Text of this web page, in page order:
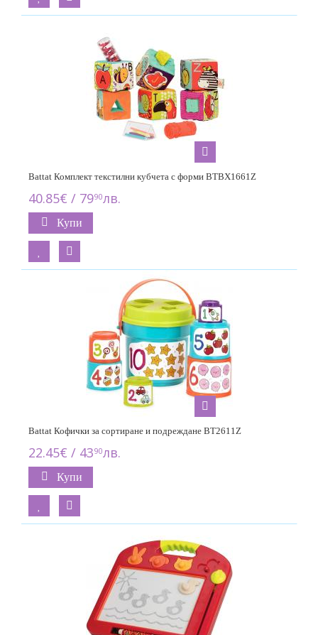
Battat Комплект текстилни кубчета с форми BTBX1661Z
40.85€ / 7990лв.
Купи
Battat Кофички за сортиране и подреждане BT2611Z
22.45€ / 4390лв.
Купи